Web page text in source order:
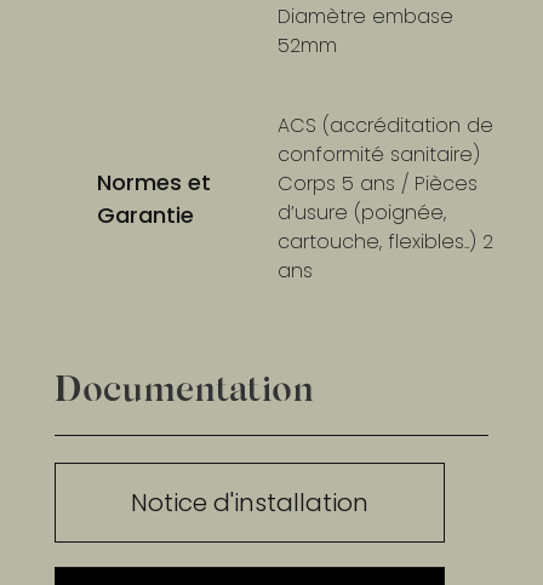
Diamètre embase
52mm
Normes et
Garantie
ACS (accréditation de
conformité sanitaire)
Corps 5 ans / Pièces
d’usure (poignée,
cartouche, flexibles..) 2
ans
Documentation
Notice d'installation